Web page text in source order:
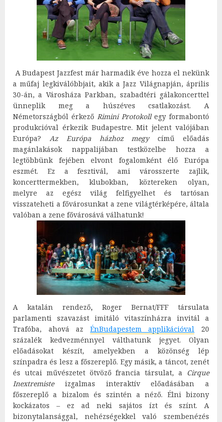
A Budapest Jazzfest már harmadik éve hozza el nekünk
a műfaj legkiválóbbjait, akik a Jazz Világnapján, április
30-án, a Városháza Parkban, szabadtéri gálakoncerttel
ünneplik meg a húszéves csatlakozást. A
Németországból érkező Rimini Protokollegy formabontó
produkcióval érkezik Budapestre. Mit jelent valójában
Európa? Az Európa házhoz megycímű előadás
magánlakások nappalijában testközelbe hozza a
legtöbbünk fejében elvont fogalomként élő Európa
eszmét. Ez a fesztivál, ami városszerte zajlik,
koncerttermekben, klubokban, köztereken olyan,
melyre az egész világ felfigyelhet és tartósan
visszateheti a fővárosunkat a zene világtérképére, általa
valóban a zene fővárosává válhatunk!
A katalán rendező, Roger Bernat/FFF társulata
parlamenti szavazást imitáló vitaszínházra invitál a
Trafóba, ahová az ÉnBudapestem applikációval 20
százalék kedvezménnyel válthatunk jegyet. Olyan
előadásokat készít, amelyekben a közönség lép
színpadra és lesz a főszereplő. Egy másik, a táncot, zenét
és utcai művészetet ötvöző francia társulat, a Cirque
Inextremisteizgalmas interaktív előadásában a
főszereplő a bizalom és szintén a néző. Élni bizony
kockázatos – ez ad neki sajátos ízt és színt. A
bizonytalansággal, nehézségekkel való szembenézés